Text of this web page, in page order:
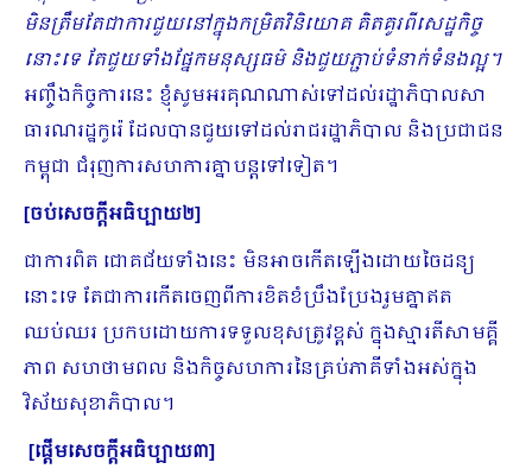
មិនត្រឹមតែជាការជួយនៅក្នុង​កម្រិតវិនិយោគ គិតគូរពីសេដ្ឋកិច្ច
នោះទេ តែជួយទាំងផ្នែកមនុស្សធម៌ និងជួយភ្ជាប់ទំនាក់ទំនងល្អ។
អញ្ចឹងកិច្ចការនេះ ខ្ញុំសូមអរគុណណាស់ទៅដល់រដ្ឋាភិបាលសា​
ធារណរដ្ឋកូរ៉េ ដែលបានជួយទៅដល់រាជរដ្ឋាភិបាល និងប្រជាជន
កម្ពុជា ជំរុញការសហការគ្នាបន្តទៅទៀត។
[ចប់សេចក្ដីអធិប្បាយ២]
ជាការពិត ជោគ​ជ័យទាំងនេះ មិនអាចកើតឡើងដោយចៃដន្យ
នោះទេ តែជាការកើតចេញពីការខិតខំប្រឹងប្រែងរួមគ្នាឥត
ឈប់ឈរ ប្រកបដោយការទទួលខុសត្រូវខ្ពស់ ក្នុងស្មារតីសាមគ្គី
ភាព សហថាមពល និងកិច្ចសហការនៃគ្រប់ភាគីទាំងអស់ក្នុង
វិស័យ​សុខាភិបាល។
[ផ្ដើមសេចក្ដីអធិប្បាយ៣]